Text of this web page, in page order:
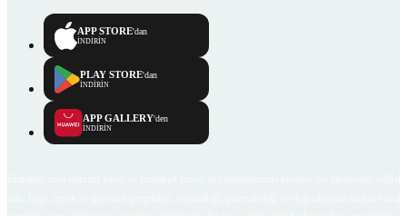
APP STORE'dan
İNDİRİN
PLAY STORE'dan
İNDİRİN
APP GALLERY'den
İNDİRİN